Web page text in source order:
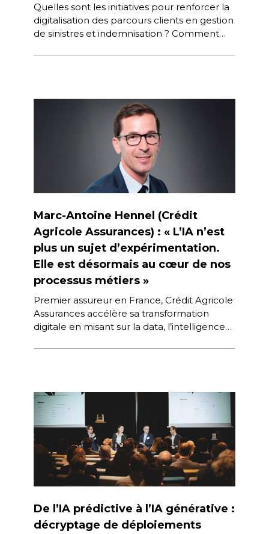
Quelles sont les initiatives pour renforcer la
digitalisation des parcours clients en gestion
de sinistres et indemnisation ? Comment
Marc-Antoine Hennel (Crédit
Agricole Assurances) : « L’IA n’est
plus un sujet d’expérimentation.
Elle est désormais au cœur de nos
processus métiers »
Premier assureur en France, Crédit Agricole
Assurances accélère sa transformation
digitale en misant sur la data, l’intelligence
De l’IA prédictive à l’IA générative :
décryptage de déploiements